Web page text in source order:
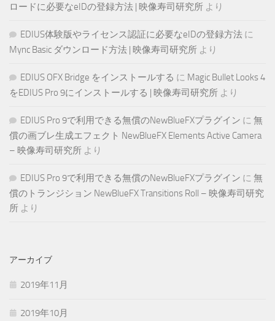
ロードに必要なeIDの登録方法 | 映像寿司研究所 より
EDIUS体験版やライセンス認証に必要なeIDの登録方法 に
Mync Basic ダウンロード方法 | 映像寿司研究所 より
EDIUS OFX Bridge をインストールする に Magic Bullet Looks 4
をEDIUS Pro 9にインストールする | 映像寿司研究所 より
EDIUS Pro 9で利用できる無償のNewBlueFXプラグイン に 無
償の画ブレ生成エフェクト NewBlueFX Elements Active Camera
– 映像寿司研究所 より
EDIUS Pro 9で利用できる無償のNewBlueFXプラグイン に 無
償のトランジション NewBlueFX Transitions Roll – 映像寿司研究
所 より
アーカイブ
2019年11月
2019年10月